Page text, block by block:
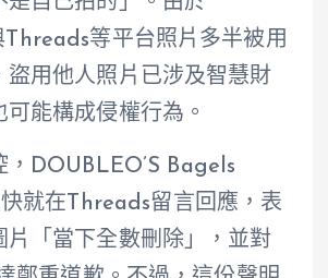
等平台照片多半被用
盜用他人照片已涉及智慧財
能構成侵權行為。
，DOUBLEO’S Bagels
就在Threads留言回應，表
片「當下全數刪除」，並對